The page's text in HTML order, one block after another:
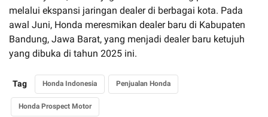
melalui ekspansi jaringan dealer di berbagai kota. Pada
awal Juni, Honda meresmikan dealer baru di Kabupaten
Bandung, Jawa Barat, yang menjadi dealer baru ketujuh
yang dibuka di tahun 2025 ini.
Tag Honda Indonesia Penjualan Honda
Honda Prospect Motor